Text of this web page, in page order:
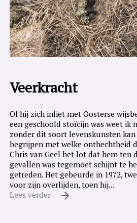
Veerkracht
Of hij zich inliet met Oosterse
een geschoold stoïcijn was weet ik
zonder dit soort levenskunsten
begrijpen met welke onthechtheid
Chris van Geel het lot dat hem ten
gevallen was tegemoet schijnt te
getreden. Het gebeurde in 1972,
voor zijn overlijden, toen hij...
Lees verder